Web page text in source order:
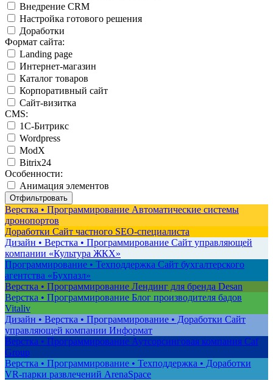
Внедрение CRM
Настройка готового решения
Доработки
Формат сайта:
Landing page
Интернет-магазин
Каталог товаров
Корпоративный сайт
Сайт-визитка
CMS:
1С-Битрикс
Wordpress
ModX
Bitrix24
Особенности:
Анимация элементов
Верстка • Программирование Автоматические системы
дронопортов
Доработки Сайт частного SEO-специалиста
Дизайн • Верстка • Программирование Сайт управляющей
компании «Культура ЖКХ»
Программирование • Техподдержка Сайт бухгалтерского
агентства «Бухпазл»
Верстка • Программирование Лендинг для бренда Desan
Верстка • Программирование Блог производителя бадов
Vitaliv
Дизайн • Верстка • Программирование • Доработки Сайт
управляющей компании Информат
Верстка • Программирование Аутсорсинговая компания Caf
Group
Верстка • Программирование • Техподдержка • Доработки
VR-парки развлечений ArenaSpace